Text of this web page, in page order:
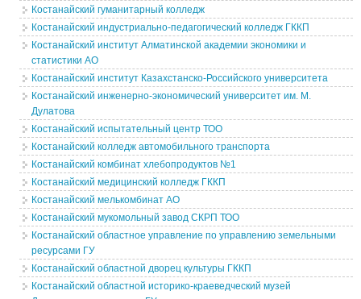
Костанайский гуманитарный колледж
Костанайский индустриально-педагогический колледж ГККП
Костанайский институт Алматинской академии экономики и
статистики АО
Костанайский институт Казахстанско-Российского университета
Костанайский инженерно-экономический университет им. М.
Дулатова
Костанайский испытательный центр ТОО
Костанайский колледж автомобильного транспорта
Костанайский комбинат хлебопродуктов №1
Костанайский медицинский колледж ГККП
Костанайский мелькомбинат АО
Костанайский мукомольный завод СКРП ТОО
Костанайский областное управление по управлению земельными
ресурсами ГУ
Костанайский областной дворец культуры ГККП
Костанайский областной историко-краеведческий музей